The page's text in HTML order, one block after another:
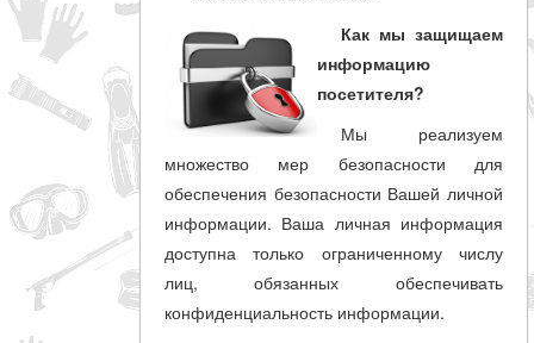
Как мы защищаем
информацию
посетителя?
Мы реализуем
множество мер безопасности для
обеспечения безопасности Вашей личной
информации. Ваша личная информация
доступна только ограниченному числу
лиц, обязанных обеспечивать
конфиденциальность информации.